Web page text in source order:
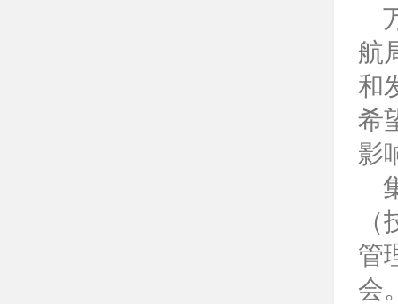
航
和
希
影
（
管
会